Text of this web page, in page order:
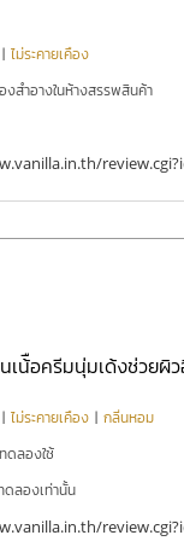
| ไม่ระคายเคือง
งสำอางในห้างสรรพสินค้า
น้ือครีมนุ่มเด้งช่วยผิว
| ไม่ระคายเคือง | กลิ่นหอม
ดลองใช้
ดลองเท่านั้น